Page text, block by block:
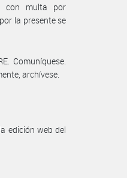
con multa por
la presente se
Comuníquese.
archívese.
edición web del